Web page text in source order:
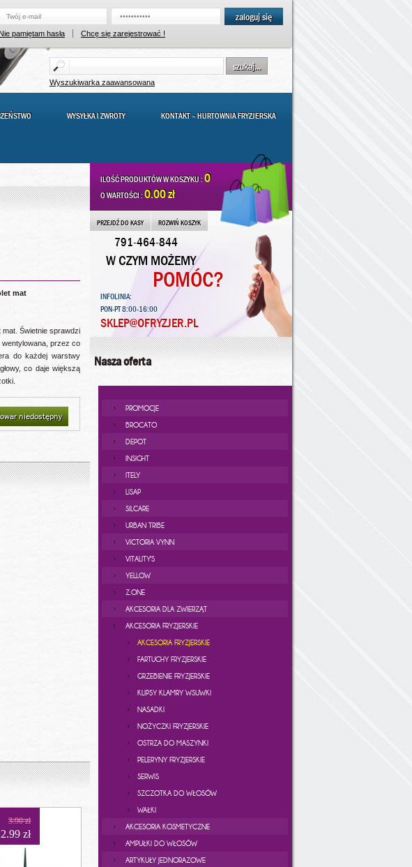
zaloguj się
pamiętam hasła Chcę się zarejestrować !
szukaj...
Wyszukiwarka zaawansowana
WYSYŁKA I ZWROTY KONTAKT – HURTOWNIA FRYZJERSKA
mat
Świetnie sprawdzi
przez co
do każdej warstwy
co daje większą
niedostępny
3.90 zł
2.99 zł
ILOŚĆ PRODUKTÓW W KOSZYKU :0
O WARTOŚCI :0.00 zł
PRZEJDŹ DO KASY ROZWIŃ KOSZYK
W CZYM MOŻEMY
POMÓC?
INFOLINIA:
791-464-844
PON-PT 8:00-16:00
SKLEP@OFRYZJER.PL
Nasza oferta
PROMOCJE
BROCATO
DEPOT
INSIGHT
ITELY
LISAP
SILCARE
URBAN TRIBE
VICTORIA VYNN
VITALITY'S
YELLOW
Z.ONE
AKCESORIA DLA ZWIERZĄT
AKCESORIA FRYZJERSKIE
AKCESORIA FRYZJERSKIE
FARTUCHY FRYZJERSKIE
GRZEBIENIE FRYZJERSKIE
KLIPSY KLAMRY WSUWKI
NASADKI
NOŻYCZKI FRYZJERSKIE
OSTRZA DO MASZYNKI
PELERYNY FRYZJERSKIE
SERWIS
SZCZOTKA DO WŁOSÓW
WAŁKI
AKCESORIA KOSMETYCZNE
AMPUŁKI DO WŁOSÓW
ARTYKUŁY JEDNORAZOWE